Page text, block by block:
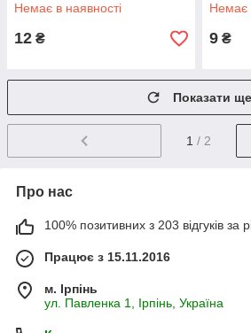
Немає в наявності
12 ₴
Немає
9 ₴
Показати ще
1 / 2
Про нас
100% позитивних з 203 відгуків за
Працює з 15.11.2016
м. Ірпінь
ул. Павленка 1, Ірпінь, Україна